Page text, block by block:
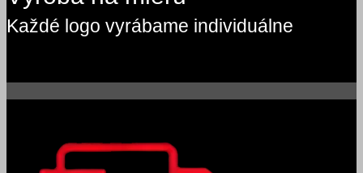
Každé logo vyrábame individuálne